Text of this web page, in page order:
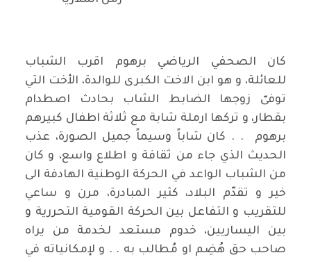
كان الصحفي الرياضي برهوم اقرب الشباب
للعائلة، و هو ابن الاخت الكبرى للوالدة، الأخت التي
توفىّ زوجها الضابط الشاب بحادث اصطدام
بقطار، و تركها ارملة شابة مع ثلاثة اطفال كبيرهم
برهوم . . كان شاباً وسيماً جميل الصورة، عذب
الحديث الذي جاء من ثقافة و اطلاع واسع، و كان
من الشباب الواعد في الحركة الوطنية الهادفة الى
خير و تقدّم البلاد، كثير المبادرة، مرن و ساعي
للتقريب و التفاعل بين الحركة القومية التحررية و
بين اليساريين، خدوم مستعد لخدمة من يراه
صاحب حق هُضِم او مُطالب به . . و لإمكانياته في